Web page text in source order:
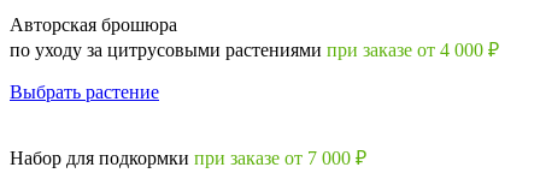
Авторская брошюра
по уходу за цитрусовыми растениями при заказе от 4 000 ₽
Выбрать растение
Набор для подкормки при заказе от 7 000 ₽